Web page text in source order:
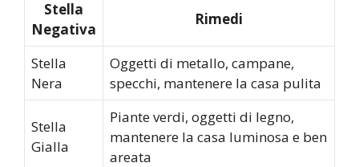
Stella
Negativa
Rimedi
Stella
Nera
Oggetti di metallo, campane,
specchi, mantenere la casa pulita
Stella
Gialla
Piante verdi, oggetti di legno,
mantenere la casa luminosa e ben
areata